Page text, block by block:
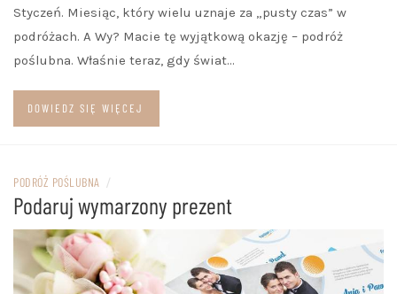
Styczeń. Miesiąc, który wielu uznaje za „pusty czas” w
podróżach. A Wy? Macie tę wyjątkową okazję – podróż
poślubna. Właśnie teraz, gdy świat…
DOWIEDZ SIĘ WIĘCEJ
PODRÓŻ POŚLUBNA /
Podaruj wymarzony prezent